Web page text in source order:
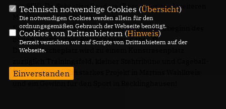
des SSV), Dr. Sebastian Sanders (Dezernent) und weiteren
Mitgliedern aller Fraktionen war unser
Fraktionsvorsitzender Martin Miezal beim Baubeginn des
neuen Sportplatzes Röllinghausen dabei. ⚽️
Der alte Ascheplatz wird zu einem Kunstrasenplatz
Feld umgebaut. Ein starkes Projekt in Martins Wahlkreis
Technisch notwendige Cookies (Übersicht)
Die notwendigen Cookies werden allein für den
ordnungsgemäßen Gebrauch der Webseite benötigt.
Cookies von Drittanbietern (Hinweis)
Derzeit verzichten wir auf Scripte von Drittanbietern auf der
Webseite.
Einverstanden